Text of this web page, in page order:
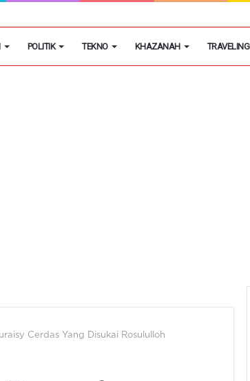
Menutup Warung Kelontongan di Desa
POLITIK TEKNO KHAZANAH TRAVELING
Cerdas Yang Disukai Rosululloh